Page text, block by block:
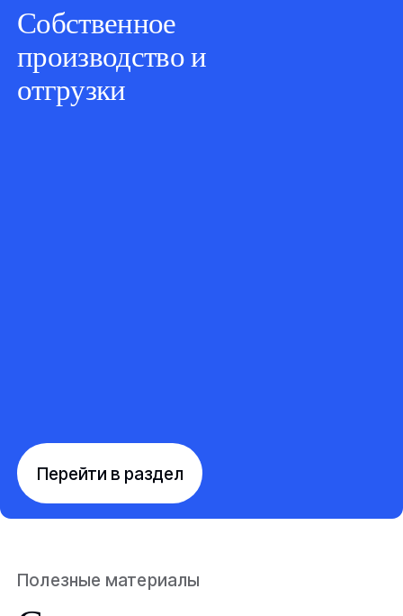
Собственное
производство и
отгрузки
Перейти в раздел
Полезные материалы